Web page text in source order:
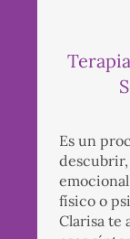
Es un
descubrir,
físico o
Clarisa te